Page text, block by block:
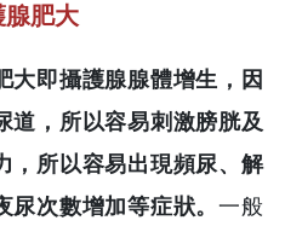
腺肥大
大即攝護腺腺體增生，因
道，所以容易刺激膀胱及
，所以容易出現頻尿、解
尿次數增加等症狀。一般